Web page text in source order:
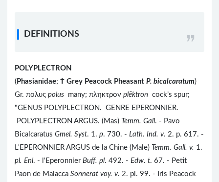
DEFINITIONS
POLYPLECTRON
( Phasianidae; Ϯ Grey Peacock Pheasant P. bicalcaratum)
Gr. πολυς polus many; πληκτρον plēktron cock’s spur;
"GENUS POLYPLECTRON. GENRE EPERONNIER.
POLYPLECTRON ARGUS. (Mas) Temm. Gall. - Pavo
Bicalcaratus Gmel. Syst. 1. p. 730. - Lath. Ind. v. 2. p. 617. -
L'EPERONNIER ARGUS de la Chine (Male) Temm. Gall. v. 1.
pl. Enl. - l'Eperonnier Buff. pl. 492. - Edw. t. 67. - Petit
Paon de Malacca Sonnerat voy. v. 2. pl. 99. - Iris Peacock